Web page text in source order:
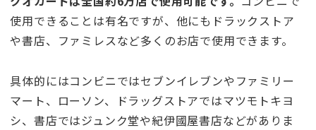
使用できることは有名ですが、他にもドラックストア
や書店、ファミレスなど多くのお店で使用できます。
具体的にはコンビニではセブンイレブンやファミリー
マート、ローソン、ドラッグストアではマツモトキヨ
シ、書店ではジュンク堂や紀伊國屋書店などがありま